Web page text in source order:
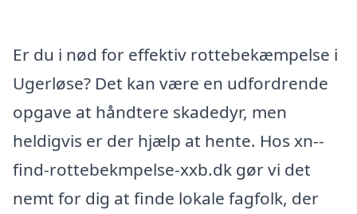
Er du i nød for effektiv rottebekæmpelse i
Ugerløse? Det kan være en udfordrende
opgave at håndtere skadedyr, men
heldigvis er der hjælp at hente. Hos xn--
find-rottebekmpelse-xxb.dk gør vi det
nemt for dig at finde lokale fagfolk, der